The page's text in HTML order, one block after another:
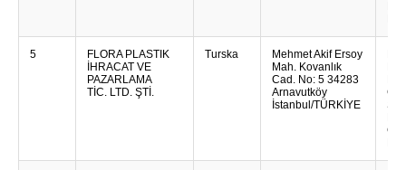
5
FLORA PLASTIK
İHRACAT VE
PAZARLAMA
TİC. LTD. ŞTİ.
Turska
Mehmet Akif Ersoy
Mah. Kovanlık
Cad. No: 5 34283
Arnavutköy
İstanbul/TÜRKİYE